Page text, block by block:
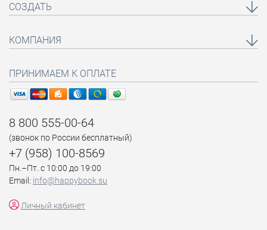
СОЗДАТЬ
КОМПАНИЯ
ПРИНИМАЕМ К ОПЛАТЕ
8 800 555-00-64
(звонок по России бесплатный)
+7 (958) 100-8569
Пн.–Пт. с 10:00 до 19:00
Email: info@happybook.su
Личный кабинет